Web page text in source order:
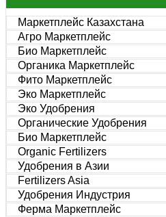
Маркетплейс Казахстана
Агро Маркетплейс
Био Маркетплейс
Органика Маркетплейс
Фито Маркетплейс
Эко Маркетплейс
Эко Удобрения
Органические Удобрения
Био Маркетплейс
Organic Fertilizers
Удобрения в Азии
Fertilizers Asia
Удобрения Индустрия
Ферма Маркетплейс